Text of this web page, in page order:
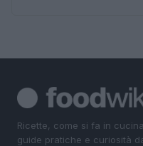
Ricette, come si fa in
guide pratiche e curiosità